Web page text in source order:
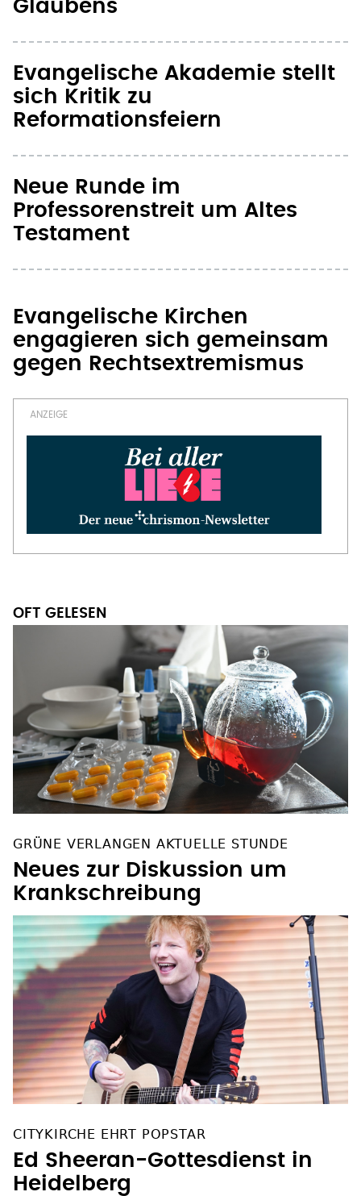
Glaubens
Evangelische Akademie stellt
sich Kritik zu
Reformationsfeiern
Neue Runde im
Professorenstreit um Altes
Testament
Evangelische Kirchen
engagieren sich gemeinsam
gegen Rechtsextremismus
OFT GELESEN
GRÜNE VERLANGEN AKTUELLE STUNDE
Neues zur Diskussion um
Krankschreibung
CITYKIRCHE EHRT POPSTAR
Ed Sheeran-Gottesdienst in
Heidelberg